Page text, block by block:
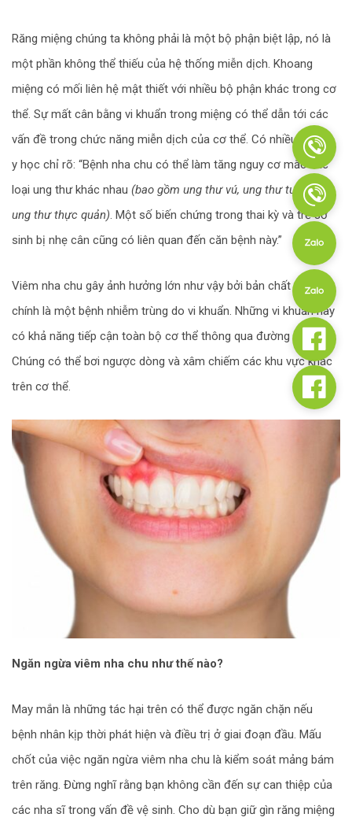
Răng miệng chúng ta không phải là một bộ phận biệt lập, nó là
một phần không thể thiếu của hệ thống miễn dịch. Khoang
miệng có mối liên hệ mật thiết với nhiều bộ phận khác trong cơ
thể. Sự mất cân bằng vi khuẩn trong miệng có thể dẫn tới các
vấn đề trong chức năng miễn dịch của cơ thể. Có nhiều tài liệu
y học chỉ rõ: “Bệnh nha chu có thể làm tăng nguy cơ mắc các
loại ung thư khác nhau (bao gồm ung thư vú, ung thư tuyến tụy,
ung thư thực quản). Một số biến chứng trong thai kỳ và trẻ sơ
sinh bị nhẹ cân cũng có liên quan đến căn bệnh này.”
Viêm nha chu gây ảnh hưởng lớn như vậy bởi bản chất của nó
chính là một bệnh nhiễm trùng do vi khuẩn. Những vi khuẩn này
có khả năng tiếp cận toàn bộ cơ thể thông qua đường máu.
Chúng có thể bơi ngược dòng và xâm chiếm các khu vực khác
trên cơ thể.
Ngăn ngừa viêm nha chu như thế nào?
May mắn là những tác hại trên có thể được ngăn chặn nếu
bệnh nhân kịp thời phát hiện và điều trị ở giai đoạn đầu. Mấu
chốt của việc ngăn ngừa viêm nha chu là kiểm soát mảng bám
trên răng. Đừng nghĩ rằng bạn không cần đến sự can thiệp của
các nha sĩ trong vấn đề vệ sinh. Cho dù bạn giữ gìn răng miệng